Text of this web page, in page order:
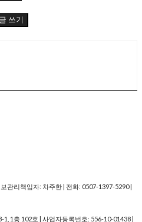
쓰기
관리책임자: 차주한 | 전화: 0507-1397-5290 |
1, 1층 102호 | 사업자등록번호: 556-10-01438 |